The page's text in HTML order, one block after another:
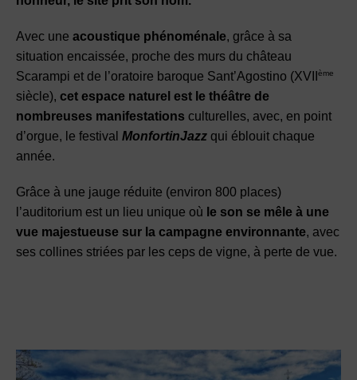
Avec une acoustique phénoménale, grâce à sa
situation encaissée, proche des murs du château
Scarampi et de l’oratoire baroque Sant’Agostino (XVII
ème
siècle), cet espace naturel est le théâtre de
nombreuses manifestations culturelles, avec, en point
d’orgue, le festival MonfortinJazz qui éblouit chaque
année.
Grâce à une jauge réduite (environ 800 places)
l’auditorium est un lieu unique où le son se mêle à une
vue majestueuse sur la campagne environnante, avec
ses collines striées par les ceps de vigne, à perte de vue.